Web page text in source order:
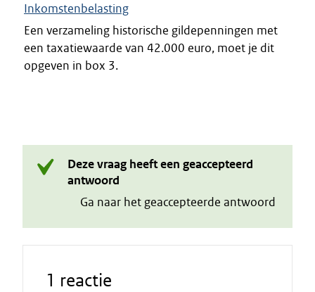
Inkomstenbelasting
Een verzameling historische gildepenningen met
een taxatiewaarde van 42.000 euro, moet je dit
opgeven in box 3.
Deze vraag heeft een geaccepteerd
antwoord
Ga naar het geaccepteerde antwoord
1 reactie